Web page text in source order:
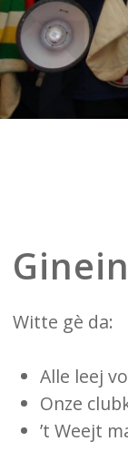
Witte gè da:
Alle leej
Onze
’t Weejt